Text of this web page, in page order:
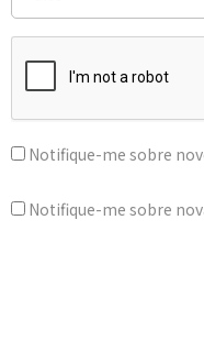
Notifique-me sobre
Notifique-me sobre